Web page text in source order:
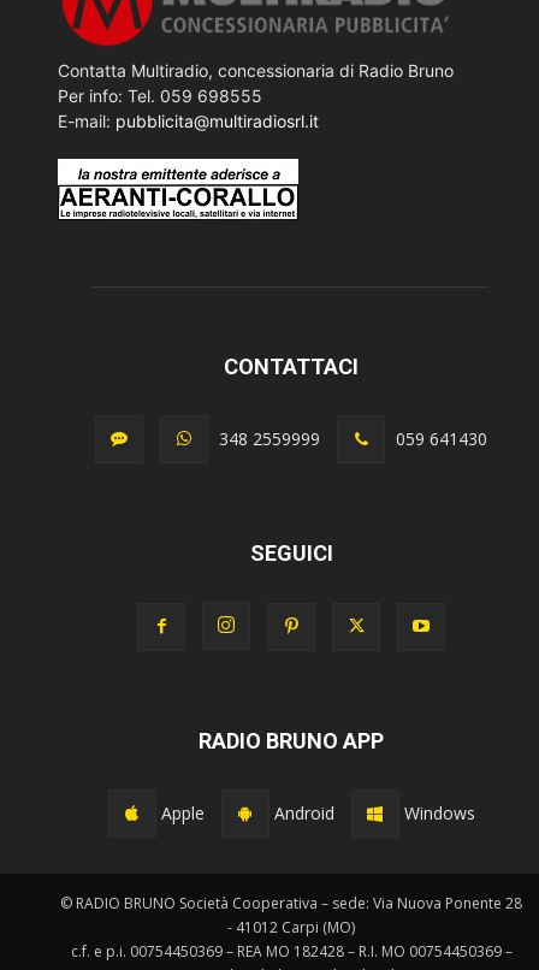
Contatta Multiradio, concessionaria di Radio Bruno
Per info: Tel. 059 698555
E-mail: pubblicita@multiradiosrl.it
CONTATTACI
348 2559999 059 641430
SEGUICI
RADIO BRUNO APP
Apple Android Windows
© RADIO BRUNO Società Cooperativa – sede: Via Nuova Ponente 28
- 41012 Carpi (MO)
c.f. e p.i. 00754450369 – REA MO 182428 – R.I. MO 00754450369 –